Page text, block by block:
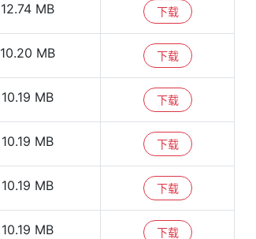
12.74 MB 下载
10.20 MB 下载
10.19 MB 下载
10.19 MB 下载
10.19 MB 下载
10.19 MB 下载